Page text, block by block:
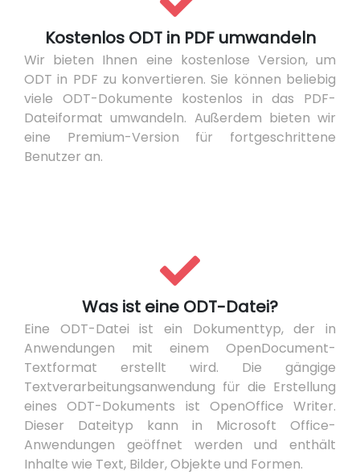
Kostenlos ODT in PDF umwandeln
Wir bieten Ihnen eine kostenlose Version, um
ODT in PDF zu konvertieren. Sie können beliebig
viele ODT-Dokumente kostenlos in das PDF-
Dateiformat umwandeln. Außerdem bieten wir
eine Premium-Version für fortgeschrittene
Benutzer an.
Was ist eine ODT-Datei?
Eine ODT-Datei ist ein Dokumenttyp, der in
Anwendungen mit einem OpenDocument-
Textformat erstellt wird. Die gängige
Textverarbeitungsanwendung für die Erstellung
eines ODT-Dokuments ist OpenOffice Writer.
Dieser Dateityp kann in Microsoft Office-
Anwendungen geöffnet werden und enthält
Inhalte wie Text, Bilder, Objekte und Formen.